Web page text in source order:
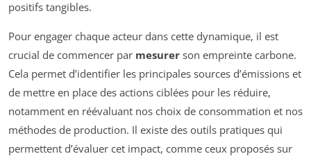
positifs tangibles.
Pour engager chaque acteur dans cette dynamique, il est
crucial de commencer par mesurer son empreinte carbone.
Cela permet d’identifier les principales sources d’émissions et
de mettre en place des actions ciblées pour les réduire,
notamment en réévaluant nos choix de consommation et nos
méthodes de production. Il existe des outils pratiques qui
permettent d’évaluer cet impact, comme ceux proposés sur